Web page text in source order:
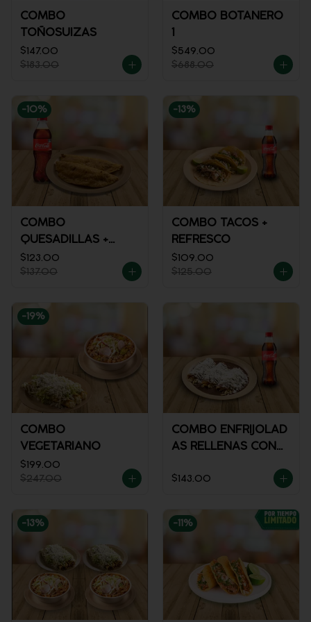
COMBO
TOÑOSUIZAS
$147.00
$183.00
COMBO BOTANERO
1
$549.00
$688.00
-10%
COMBO
QUESADILLAS +
REFRESCO
$123.00
$137.00
-13%
COMBO TACOS +
REFRESCO
$109.00
$125.00
-19%
COMBO
VEGETARIANO
$199.00
$247.00
COMBO ENFRIJOLAD
AS RELLENAS CON
$143.00
-13% -11 %